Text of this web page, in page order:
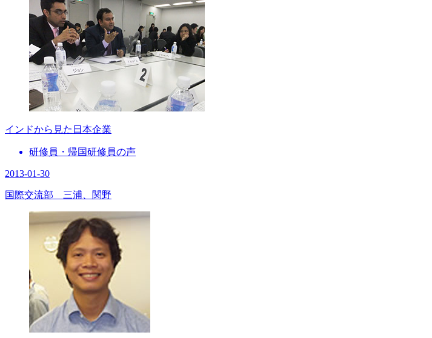
インドから見た日本企業
研修員・帰国研修員の声
2013-01-30
国際交流部 三浦、関野